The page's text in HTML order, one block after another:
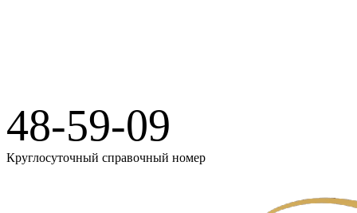
48-59-09
Круглосуточный справочный номер